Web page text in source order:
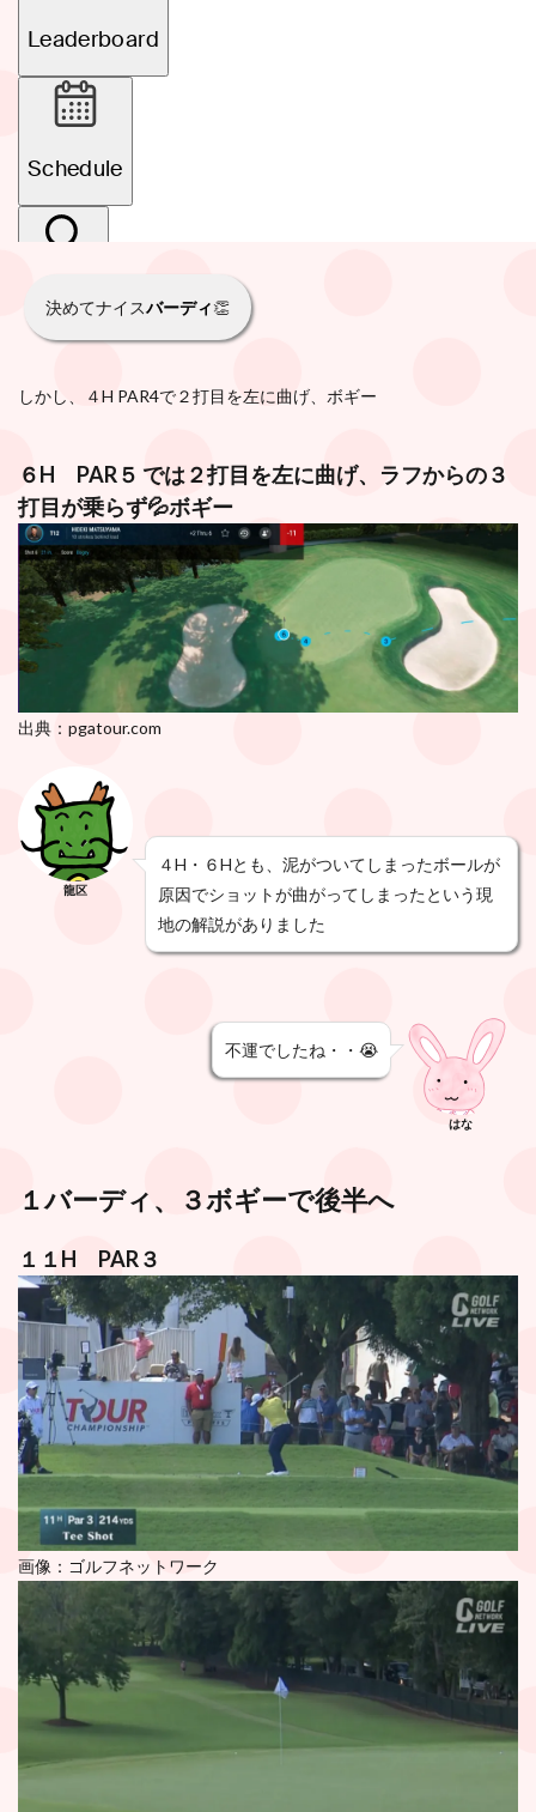
決めてナイスバーディ👏
しかし、４H PAR4で２打目を左に曲げ、ボギー
６H PAR５ では２打目を左に曲げ、ラフからの３
打目が乗らず💦ボギー
出典：pgatour.com
龍区
４H・６Hとも、泥がついてしまったボールが
原因でショットが曲がってしまったという現
地の解説がありました
不運でしたね・・😭
はな
１バーディ、３ボギーで後半へ
１１H PAR３
画像：ゴルフネットワーク